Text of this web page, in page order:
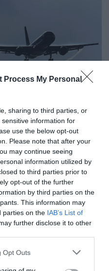
Process My Personal
sharing to third parties, or
information for
use the below opt-out
Please note that after your
may continue seeing
information utilized by
to third parties prior to
opt-out of the further
by third parties on the
This information may
parties on the IAB’s List of
further disclose it to other
uses one or more Google
Opt Outs
Foto:Shutterstock
un videoclip pe
surprinzător
nu trebuie să te
inclusiv